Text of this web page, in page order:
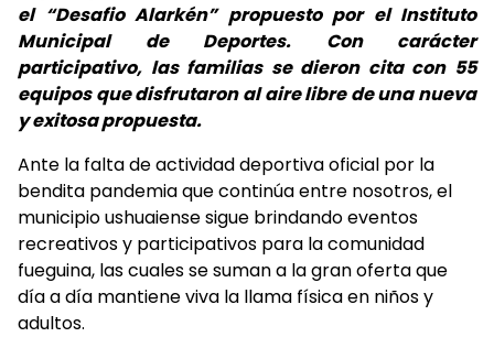
el “Desafio Alarkén” propuesto por el Instituto
Municipal de Deportes. Con carácter
participativo, las familias se dieron cita con 55
equipos que disfrutaron al aire libre de una nueva
y exitosa propuesta.
Ante la falta de actividad deportiva oficial por la
bendita pandemia que continúa entre nosotros, el
municipio ushuaiense sigue brindando eventos
recreativos y participativos para la comunidad
fueguina, las cuales se suman a la gran oferta que
día a día mantiene viva la llama física en niños y
adultos.